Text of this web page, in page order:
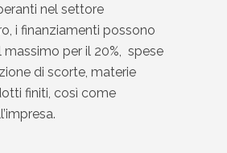
nel settore
i finanziamenti possono
massimo per il 20%, spese
di scorte, materie
finiti, così come